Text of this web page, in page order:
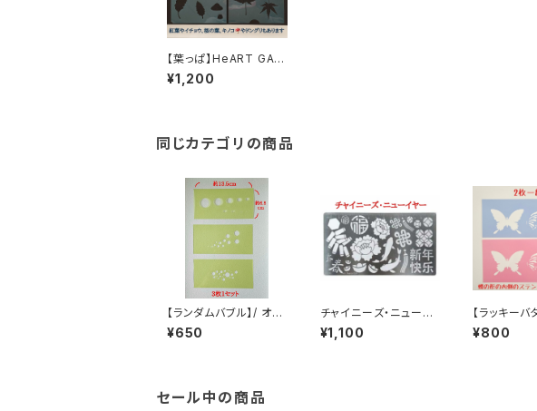
【葉っぱ】HeART GAR
DENオリジナルステン
シル
¥1,200
同じカテゴリの商品
【ランダムバブル】/ オリ
ジナルステンシル～丸
たち～
¥650
チャイニーズ・ニューイ
ヤー / 24ステンレス製
ステンシル
¥1,100
【ラッキーバ
ークショップ
オリジナルス
¥800
セール中の商品